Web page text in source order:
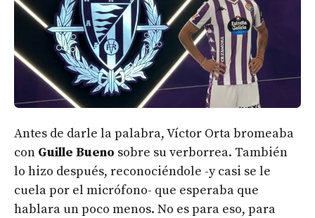
Antes de darle la palabra, Víctor Orta bromeaba
con Guille Bueno sobre su verborrea. También
lo hizo después, reconociéndole -y casi se le
cuela por el micrófono- que esperaba que
hablara un poco menos. No es para eso, para